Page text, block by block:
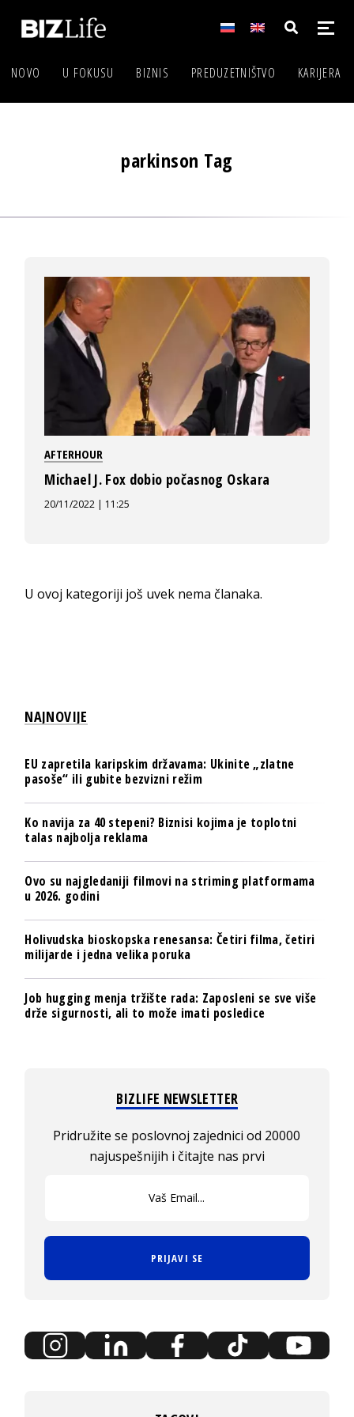
NOVO U FOKUSU BIZNIS PREDUZETNIŠTVO KARIJERA
parkinson Tag
AFTERHOUR
Michael J. Fox dobio počasnog Oskara
20/11/2022 | 11:25
U ovoj kategoriji još uvek nema članaka.
NAJNOVIJE
EU zapretila karipskim državama: Ukinite „zlatne
pasoše“ ili gubite bezvizni režim
Ko navija za 40 stepeni? Biznisi kojima je toplotni
talas najbolja reklama
Ovo su najgledaniji filmovi na striming platformama
u 2026. godini
Holivudska bioskopska renesansa: Četiri filma, četiri
milijarde i jedna velika poruka
Job hugging menja tržište rada: Zaposleni se sve više
drže sigurnosti, ali to može imati posledice
BIZLIFE NEWSLETTER
Pridružite se poslovnoj zajednici od 20000
najuspešnijih i čitajte nas prvi
PRIJAVI SE